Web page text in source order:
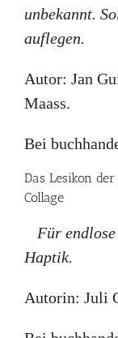
unbekannt.
auflegen.
Autor: Jan
Maass.
Bei
Das Lesikon
Collage
Für
Haptik.
Autorin: Juli